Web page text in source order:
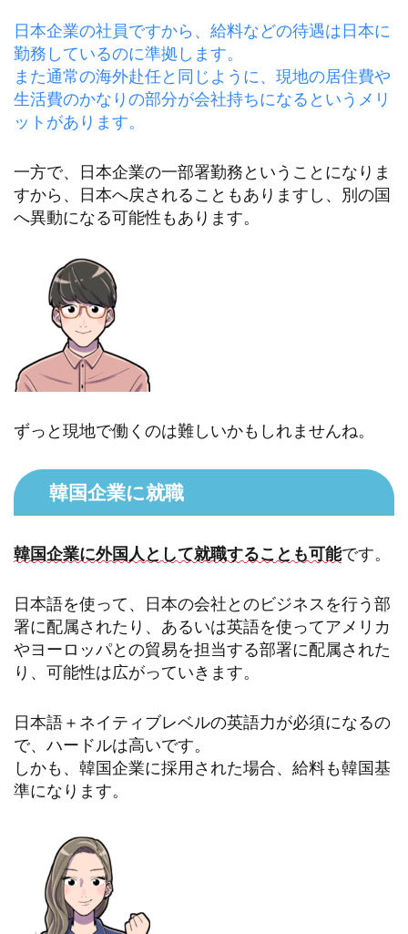
日本企業の社員ですから、給料などの待遇は日本に
勤務しているのに準拠します。
また通常の海外赴任と同じように、現地の居住費や
生活費のかなりの部分が会社持ちになるというメリ
ットがあります。
一方で、日本企業の一部署勤務ということになりま
すから、日本へ戻されることもありますし、別の国
へ異動になる可能性もあります。
ずっと現地で働くのは難しいかもしれませんね。
韓国企業に就職
韓国企業に外国人として就職することも可能です。
日本語を使って、日本の会社とのビジネスを行う部
署に配属されたり、あるいは英語を使ってアメリカ
やヨーロッパとの貿易を担当する部署に配属された
り、可能性は広がっていきます。
日本語＋ネイティブレベルの英語力が必須になるの
で、ハードルは高いです。
しかも、韓国企業に採用された場合、給料も韓国基
準になります。